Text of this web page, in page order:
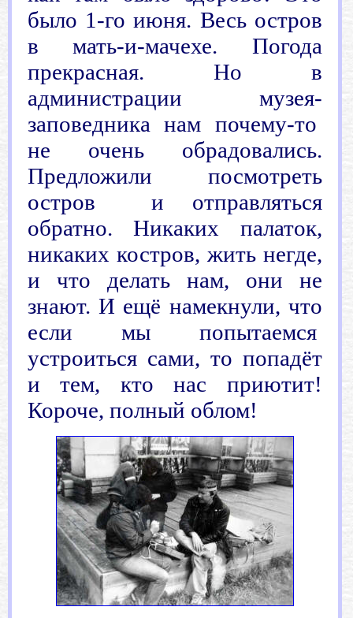
было 1-го июня. Весь остров
в мать-и-мачехе. Погода
прекрасная. Но в
администрации музея-
заповедника нам почему-то
не очень обрадовались.
Предложили посмотреть
остров и отправляться
обратно. Никаких палаток,
никаких костров, жить негде,
и что делать нам, они не
знают. И ещё намекнули, что
если мы попытаемся
устроиться сами, то попадёт
и тем, кто нас приютит!
Короче, полный облом!